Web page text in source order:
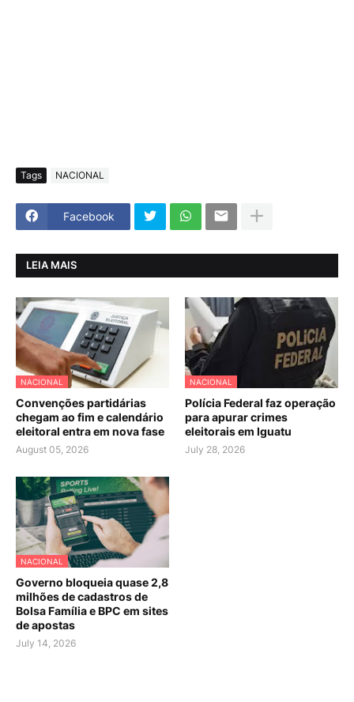
Tags NACIONAL
Facebook
LEIA MAIS
NACIONAL
Convenções partidárias
chegam ao fim e calendário
eleitoral entra em nova fase
August 05, 2026
NACIONAL
Polícia Federal faz operação
para apurar crimes
eleitorais em Iguatu
July 28, 2026
NACIONAL
Governo bloqueia quase 2,8
milhões de cadastros de
Bolsa Família e BPC em sites
de apostas
July 14, 2026